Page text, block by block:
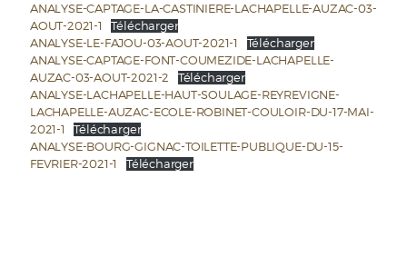
ANALYSE-CAPTAGE-LA-CASTINIERE-LACHAPELLE-AUZAC-03-
AOUT-2021-1
Télécharger
ANALYSE-LE-FAJOU-03-AOUT-2021-1
Télécharger
ANALYSE-CAPTAGE-FONT-COUMEZIDE-LACHAPELLE-
AUZAC-03-AOUT-2021-2
Télécharger
ANALYSE-LACHAPELLE-HAUT-SOULAGE-REYREVIGNE-
LACHAPELLE-AUZAC-ECOLE-ROBINET-COULOIR-DU-17-MAI-
2021-1
Télécharger
ANALYSE-BOURG-GIGNAC-TOILETTE-PUBLIQUE-DU-15-
FEVRIER-2021-1
Télécharger